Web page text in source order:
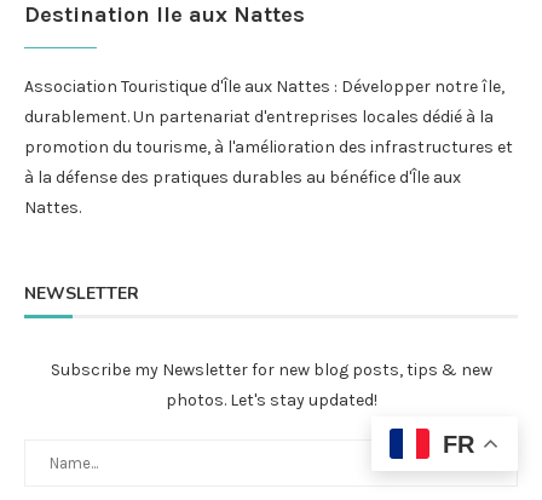
Destination Ile aux Nattes
Association Touristique d'Île aux Nattes : Développer notre île,
durablement. Un partenariat d'entreprises locales dédié à la
promotion du tourisme, à l'amélioration des infrastructures et
à la défense des pratiques durables au bénéfice d'Île aux
Nattes.
NEWSLETTER
Subscribe my Newsletter for new blog posts, tips & new
photos. Let's stay updated!
FR